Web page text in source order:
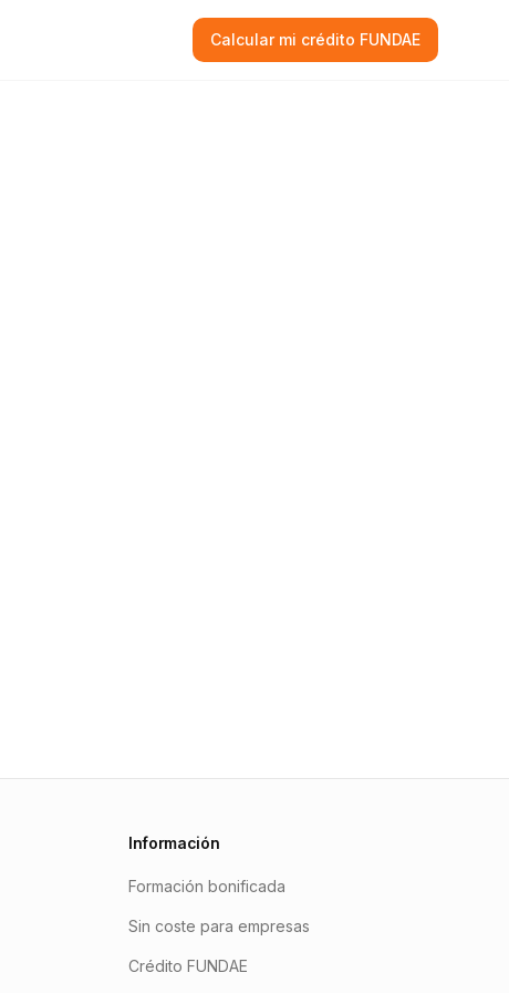
Calcular mi crédito FUNDAE
Información
Formación bonificada
Sin coste para empresas
Crédito FUNDAE